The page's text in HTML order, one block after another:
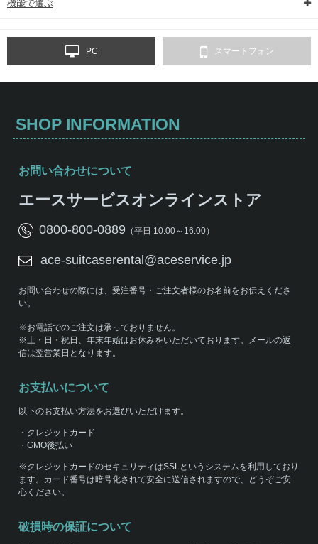
機能で選ぶ
PC スマートフォン
SHOP INFORMATION
お問い合わせについて
エースサービスオンラインストア
0800-800-0889（平日 10:00～16:00）
ace-suitcaserental@aceservice.jp
お問い合わせの際には、受注番号・ご注文者様のお名前をお伝えくださ
い。
※お電話でのご注文は承っておりません。
※土・日・祝日、年末年始はお休みをいただいております。メールの返
信は翌営業日となります。
お支払いについて
以下のお支払い方法をお選びいただけます。
・クレジットカード
・GMO後払い
※クレジットカードのセキュリティはSSLというシステムを利用しており
ます。カード番号は暗号化されて安全に送信されますので、どうぞご安
心ください。
破損時の保証について